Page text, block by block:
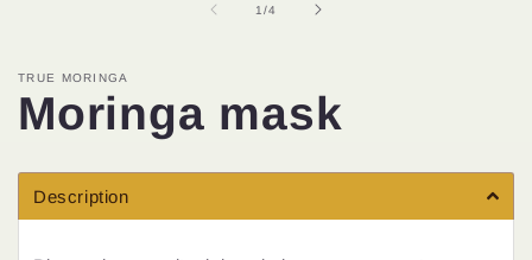
1/de
4
TRUE MORINGA
Moringa mask
Description